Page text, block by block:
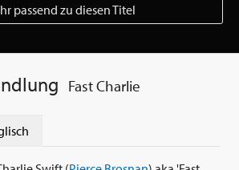
passend zu diesen Titel
Fast Charlie